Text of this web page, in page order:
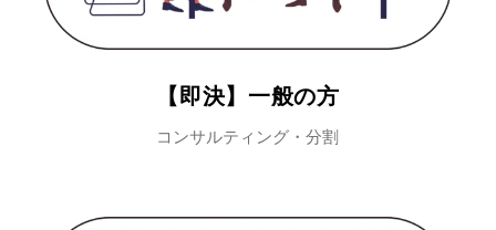
【即決】一般の方
コンサルティング・分割